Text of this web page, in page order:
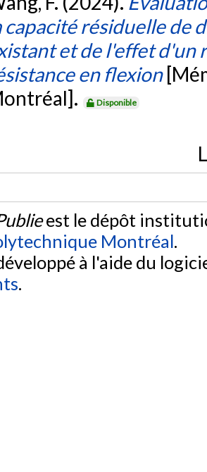
capacité résiduelle de
et de l'effet d'un
en flexion
Disponible
est le dépôt
Montréal.
à l'aide du
.